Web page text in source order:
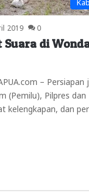
2019 0
di
–
(Pemilu), Pilpres dan
kelengkapan, dan